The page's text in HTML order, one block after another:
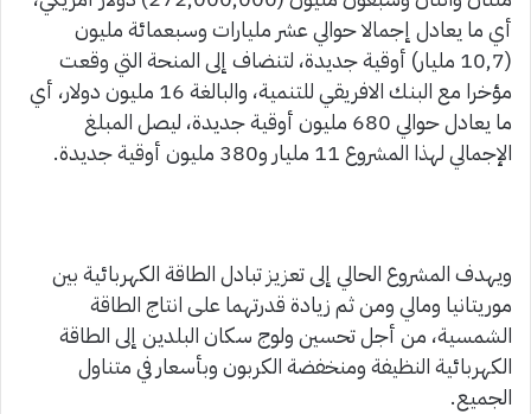
أي ما يعادل إجمالا حوالي عشر مليارات وسبعمائة مليون
(10,7 مليار) أوقية جديدة، لتنضاف إلى المنحة التي وقعت
مؤخرا مع البنك الافريقي للتنمية، والبالغة 16 مليون دولار، أي
ما يعادل حوالي 680 مليون أوقية جديدة، ليصل المبلغ
الإجمالي لهذا المشروع 11 مليار و380 مليون أوقية جديدة.
ويهدف المشروع الحالي إلى تعزيز تبادل الطاقة الكهربائية بين
موريتانيا ومالي ومن ثم زيادة قدرتهما على انتاج الطاقة
الشمسية، من أجل تحسين ولوج سكان البلدين إلى الطاقة
الكهربائية النظيفة ومنخفضة الكربون وبأسعار في متناول
الجميع.